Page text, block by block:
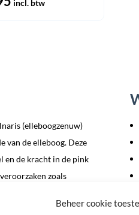
Beheer cookie
incl. btw
(elleboogzenuw)
van de elleboog. Deze
en de kracht in de pink
zoals
voor bij mensen
met gebogen ellebogen